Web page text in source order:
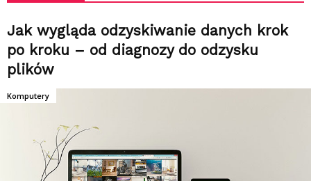
Jak wygląda odzyskiwanie danych krok
po kroku – od diagnozy do odzysku
plików
Komputery